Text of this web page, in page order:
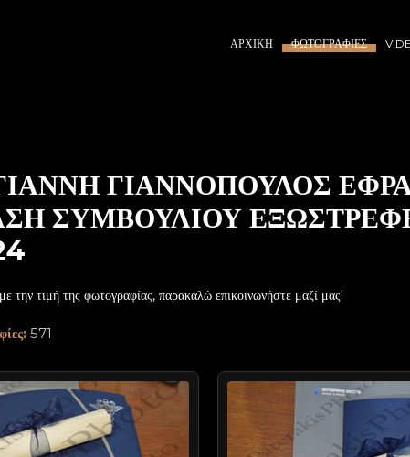
ΑΡΧΙΚΉ ΦΩΤΟΓΡΑΦΊΕΣ
ΓΙΑΝΝΟΠΟΥΛΟΣ
ΣΥΜΒΟΥΛΙΟΥ
την τιμή της φωτογραφίας, παρακαλώ επικοινωνήστε μαζί μας!
571